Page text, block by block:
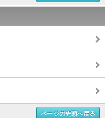
ページの先頭へ戻る